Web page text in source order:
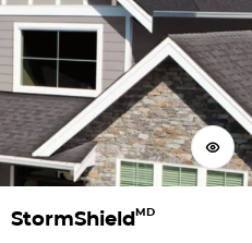
StormShieldMD